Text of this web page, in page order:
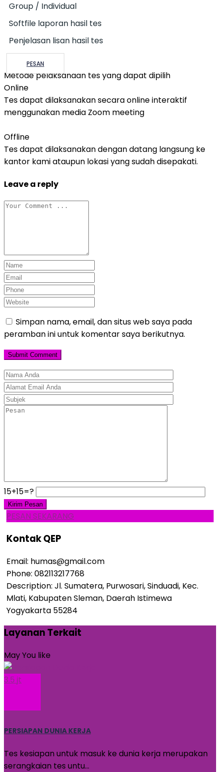
Group / Individual
Softfile laporan hasil tes
Penjelasan lisan hasil tes
PESAN
Metode pelaksanaan tes yang dapat dipilih
Online
Tes dapat dilaksanakan secara online interaktif
menggunakan media Zoom meeting
Offline
Tes dapat dilaksanakan dengan datang langsung ke
kantor kami ataupun lokasi yang sudah disepakati.
Leave a reply
Simpan nama, email, dan situs web saya pada
peramban ini untuk komentar saya berikutnya.
15+15=?
PESAN SEKARANG
Kontak QEP
Email: humas@gmail.com
Phone: 082113217768
Description: Jl. Sumatera, Purwosari, Sinduadi, Kec.
Mlati, Kabupaten Sleman, Daerah Istimewa
Yogyakarta 55284
Layanan Terkait
May You like
3.5 jt
PERSIAPAN DUNIA KERJA
Tes kesiapan untuk masuk ke dunia kerja merupakan
serangkaian tes untu…